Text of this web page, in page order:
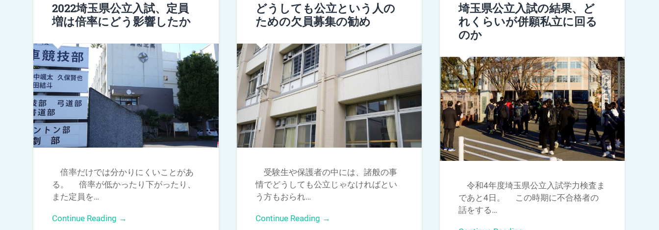
2022埼玉県公立入試、定員
増は倍率にどう影響したか
倍率だけでは分かりにくいことがあ
る。 倍率が低かったり下がったり、
また定員を…
Continue Reading →
どうしても公立という人の
ための欠員募集の勧め
受験生や保護者の中には、諸般の事
情でどうしても公立じゃなければとい
う方もおられ…
Continue Reading →
埼玉県公立入試の結果、ど
れくらいが併願私立に回る
のか
令和4年度埼玉県公立入試学力検査ま
であと4日。 この時期に不合格者の
話をする…